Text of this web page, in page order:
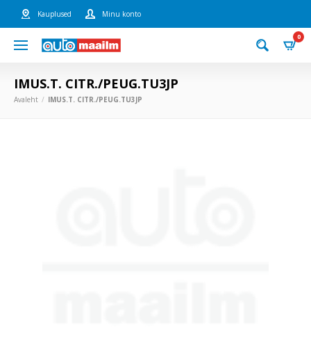
Kauplused Minu konto
0
IMUS.T. CITR./PEUG.TU3JP
Avaleht IMUS.T. CITR./PEUG.TU3JP